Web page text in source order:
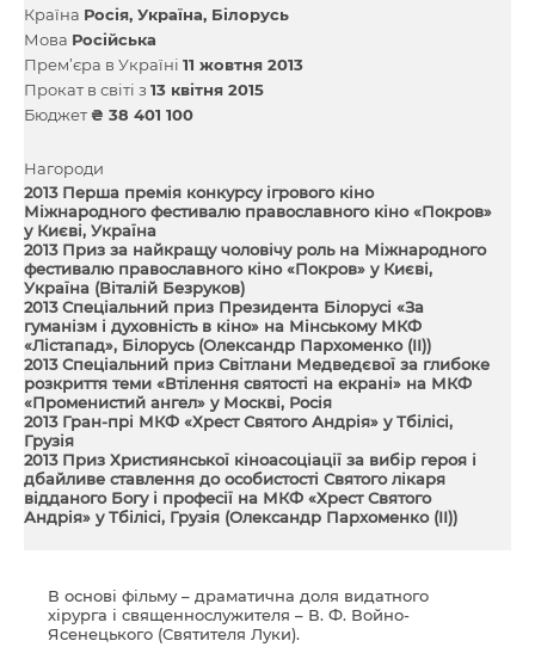
Країна Росія Україна Білорусь
Мова Російська
Прем’єра в Україні 11 жовтня 2013
Прокат в світі з 13 квітня 2015
Бюджет ₴ 38 401 100
Нагороди
2013 Перша премія конкурсу ігрового кіно
Міжнародного фестивалю православного кіно «Покров»
у Києві, Україна
2013 Приз за найкращу чоловічу роль на Міжнародного
фестивалю православного кіно «Покров» у Києві,
Україна (Віталій Безруков)
2013 Спеціальний приз Президента Білорусі «За
гуманізм і духовність в кіно» на Мінському МКФ
«Лістапад», Білорусь (Олександр Пархоменко (II))
2013 Спеціальний приз Світлани Медведєвої за глибоке
розкриття теми «Втілення святості на екрані» на МКФ
«Променистий ангел» у Москві, Росія
2013 Гран-прі МКФ «Хрест Святого Андрія» у Тбілісі,
Грузія
2013 Приз Християнської кіноасоціації за вибір героя і
дбайливе ставлення до особистості Святого лікаря
відданого Богу і професії на МКФ «Хрест Святого
Андрія» у Тбілісі, Грузія (Олександр Пархоменко (II))
В основі фільму – драматична доля видатного
хірурга і священнослужителя – В. Ф. Войно-
Ясенецького (Святителя Луки).